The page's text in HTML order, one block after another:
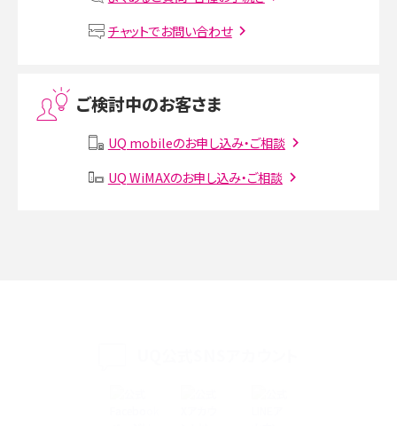
VPN接続とは？仕組みや必要性、メリット・デメリット、接続方法を解説
Instagram（インスタグラム）でスクショするとバレる？バレるケースや撮り方も解
SMSとは？料金やできること、注意点や届かない時の対処法を解説
チャットでお問い合わせ
ご検討中のお客さま
UQ mobileのお申し込み・ご相談
UQ WiMAXのお申し込み・ご相談